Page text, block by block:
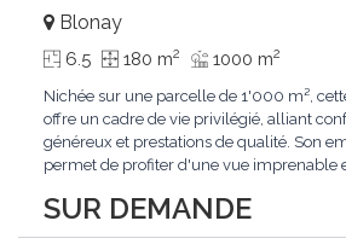
SUR DEMANDE
Blonay
6.5 180 m2 1000 m2
Nichée sur une parcelle de 1'000 m²,
offre un cadre de vie privilégié, alliant
généreux et prestations de qualité. Son
permet de profiter d'une vue imprenable
excavé, cette villa propose une surface
de 260 m², soigneusement...